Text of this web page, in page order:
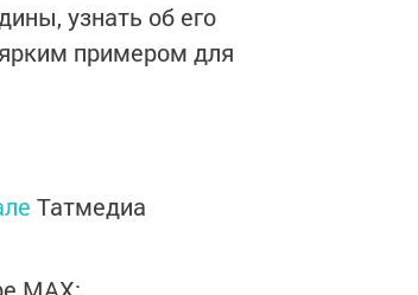
узнать об его
примером для
Татмедиа